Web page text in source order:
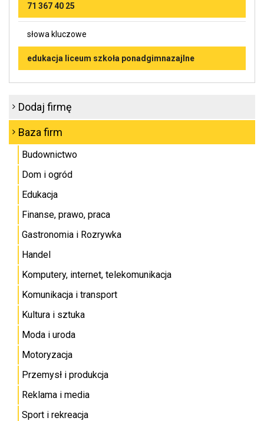
71 367 40 25
słowa kluczowe
edukacja liceum szkoła ponadgimnazajlne
Dodaj firmę
Baza firm
Budownictwo
Dom i ogród
Edukacja
Finanse, prawo, praca
Gastronomia i Rozrywka
Handel
Komputery, internet, telekomunikacja
Komunikacja i transport
Kultura i sztuka
Moda i uroda
Motoryzacja
Przemysł i produkcja
Reklama i media
Sport i rekreacja